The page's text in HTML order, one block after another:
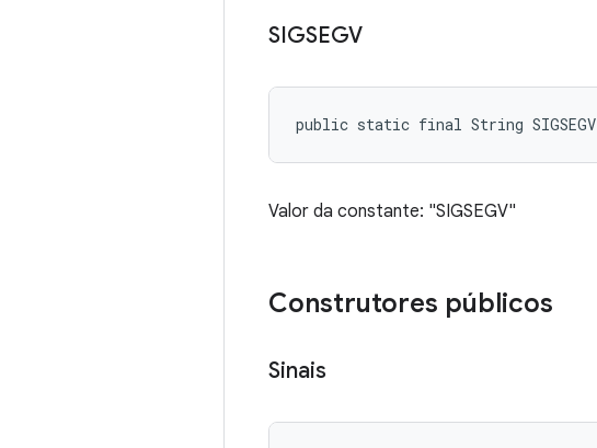
SIGSEGV
public static final String SIGSEGV
Valor da constante: "SIGSEGV"
Construtores públicos
Sinais